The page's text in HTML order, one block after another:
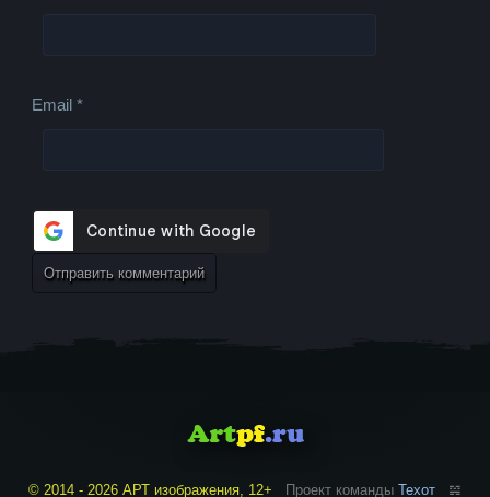
Email*
© 2014 - 2026 АРТ изображения, 12+ Проект команды Техот 𝌴